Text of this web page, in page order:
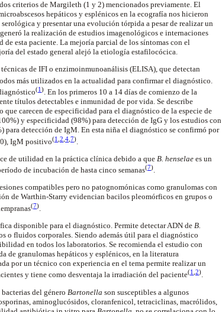
criterios de Margileth (1 y 2) mencionados previamente. El
hepáticos y esplénicos en la ecografía nos hicieron
y presentar una evolución tórpida a pesar de realizar un
la realización de estudiosimagenológicos e internaciones
esta paciente. La mejoría parcial de los síntomas con el
del estado general alejó la etiología estafilocócica.
de IFI o enzimoinmunoanálisis (ELISA), que detectan
más utilizados en la actualidad para confirmar el diagnóstico.
(1). En los primeros 10 a 14 días de comienzo de la
títulos detectables e inmunidad de por vida. Se describe
que carecen de especificidad para el diagnóstico de la especie de
y especificidad (98%) para detección de IgG y los estudios con
para detección deIgM. En esta niña el diagnóstico se confirmó por
IgM positivo(1 2 4 7)
de utilidad en la práctica clínica debido a que B. henselae es un
de incubación de hasta cinco semanas(7).
compatibles pero no patognomónicas como granulomas con
de Warthin-Starry evidencian bacilos pleomórficos en grupos o
(7)
disponible para el diagnóstico. Permite detectar ADN de B.
o fluidos corporales. Siendo además útil para el diagnóstico
en todos los laboratorios. Se recomienda el estudio con
degranulomas hepáticos y esplénicos, en la literatura
por un técnico con experiencia en el tema permite realizar un
y tiene como desventaja la irradiación delpaciente(1 2).
del género Bartonella son susceptibles a algunos
aminoglucósidos cloranfenicol , tetraciclinas, macrólidos